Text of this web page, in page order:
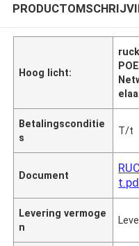
Hoog licht:
Betalingsconditie
s
T/t
Document
Levering vermoge
n